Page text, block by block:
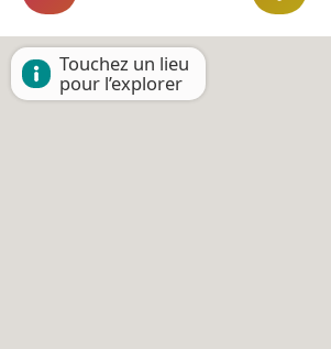
Touchez un lieu
pour l’explorer